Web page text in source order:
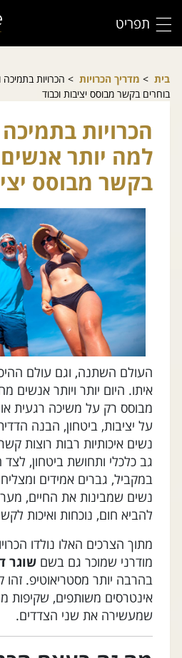
תפריט
בית > מדריך הכרויות > הכרויות
בוחרים בקשר מבוסס יציבות וכבוד
הכרויות
למה יותר
בקשר מבוסס
העולם השתנה, וגם עולם
איתו. היום יותר ויותר
מבוסס רק על משיכה רגעית
על יציבות, ביטחון, הבנה
נשים איכותיות רבות רוצות
גב כלכלי ותחושת ביטחון, לצד
במקביל, גברים אמידים
נשים שמבינות את החיים,
להביא חום, נוכחות ואיכות
מתוך הצרכים האלו נולדו
מודרני שמוכר גם בשם שוגר
בהרבה יותר מסטריאוטיפ.
אינטרסים משותפים, שקיפות
שמעשירה את שני הצדדים.